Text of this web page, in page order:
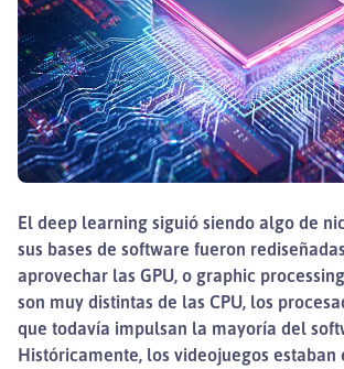
El deep learning siguió siendo algo de
sus bases de software fueron
aprovechar las GPU, o graphic
son muy distintas de las CPU, los
que todavía impulsan la mayoría del
Históricamente, los videojuegos estaban